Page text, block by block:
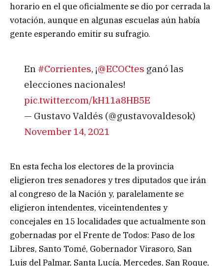
horario en el que oficialmente se dio por cerrada la
votación, aunque en algunas escuelas aún había
gente esperando emitir su sufragio.
En #Corrientes, ¡@ECOCtes ganó las
elecciones nacionales!
pic.twitter.com/kH11a8HB5E
— Gustavo Valdés (@gustavovaldesok)
November 14, 2021
En esta fecha los electores de la provincia
eligieron tres senadores y tres diputados que irán
al congreso de la Nación y, paralelamente se
eligieron intendentes, viceintendentes y
concejales en 15 localidades que actualmente son
gobernadas por el Frente de Todos: Paso de los
Libres, Santo Tomé, Gobernador Virasoro, San
Luis del Palmar, Santa Lucía, Mercedes, San Roque,